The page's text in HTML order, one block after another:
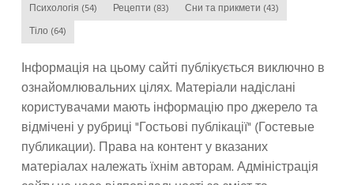
Психологія (54) Рецепти (83) Сни та прикмети (43)
Тіло (64)
Інформація на цьому сайті публікується виключно в
ознайомлювальних цілях. Матеріали надіслані
користувачами мають інформацію про джерело та
відмічені у рубриці "Гостьові публікації" (Гостевые
публикации). Права на контент у вказаних
матеріалах належать їхнім авторам. Адміністрація